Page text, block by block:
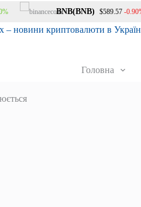
BNB(BNB) $589.57 -0.90%
Головна